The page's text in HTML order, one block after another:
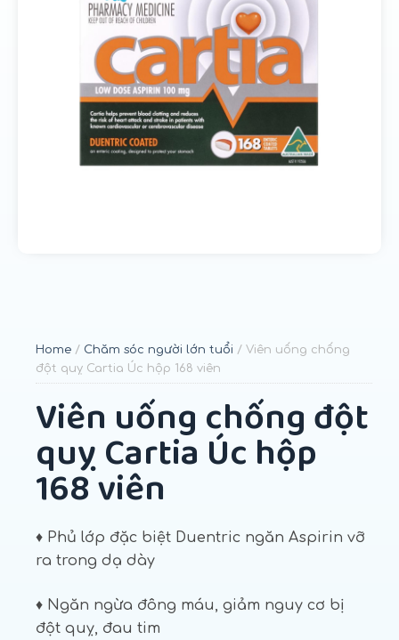
Home / Chăm sóc người lớn tuổi / Viên uống chống
đột quỵ Cartia Úc hộp 168 viên
Viên uống chống đột
quỵ Cartia Úc hộp
168 viên
♦ Phủ lớp đặc biệt Duentric ngăn Aspirin vỡ
ra trong dạ dày
♦ Ngăn ngừa đông máu, giảm nguy cơ bị
đột quỵ, đau tim